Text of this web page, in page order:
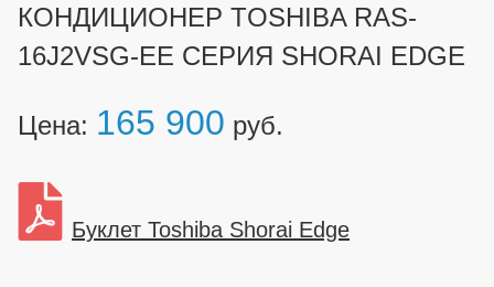
КОНДИЦИОНЕР TOSHIBA RAS-
16J2VSG-EE СЕРИЯ SHORAI EDGE
Цена: 165 900 руб.
Буклет Toshiba Shorai Edge